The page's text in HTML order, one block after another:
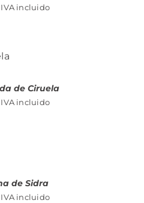
IVA incluido
de Ciruela
IVA incluido
de Sidra
IVA incluido